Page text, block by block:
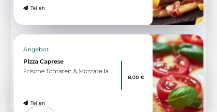
Teilen
Angebot
Pizza Caprese
Frische Tomaten & Mozzarella
Teilen
8,00 €